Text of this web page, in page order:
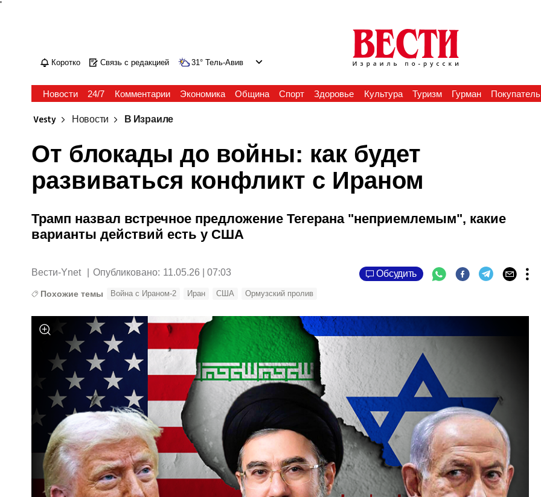
'
Коротко Связь с редакцией 31° Тель-Авив
Новости 24/7 Комментарии Экономика Община Спорт Здоровье Культура Туризм Гурман Покупатель
Vesty Новости В Израиле
От блокады до войны: как будет
развиваться конфликт с Ираном
Трамп назвал встречное предложение Тегерана "неприемлемым", какие
варианты действий есть у США
Вести-Ynet Опубликовано: 11.05.26 | 07:03 Обсудить
Похожие темы Война с Ираном-2 Иран США Ормузский пролив